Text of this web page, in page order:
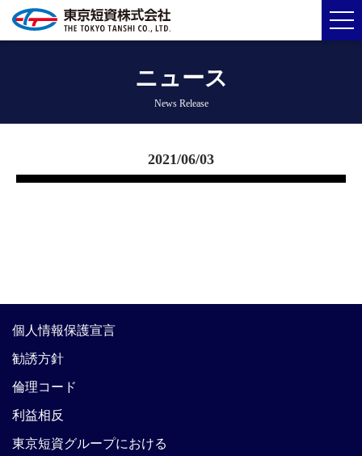
ニュース
News Release
2021/06/03
個人情報保護宣言
勧誘方針
倫理コード
利益相反
東京短資グループにおける